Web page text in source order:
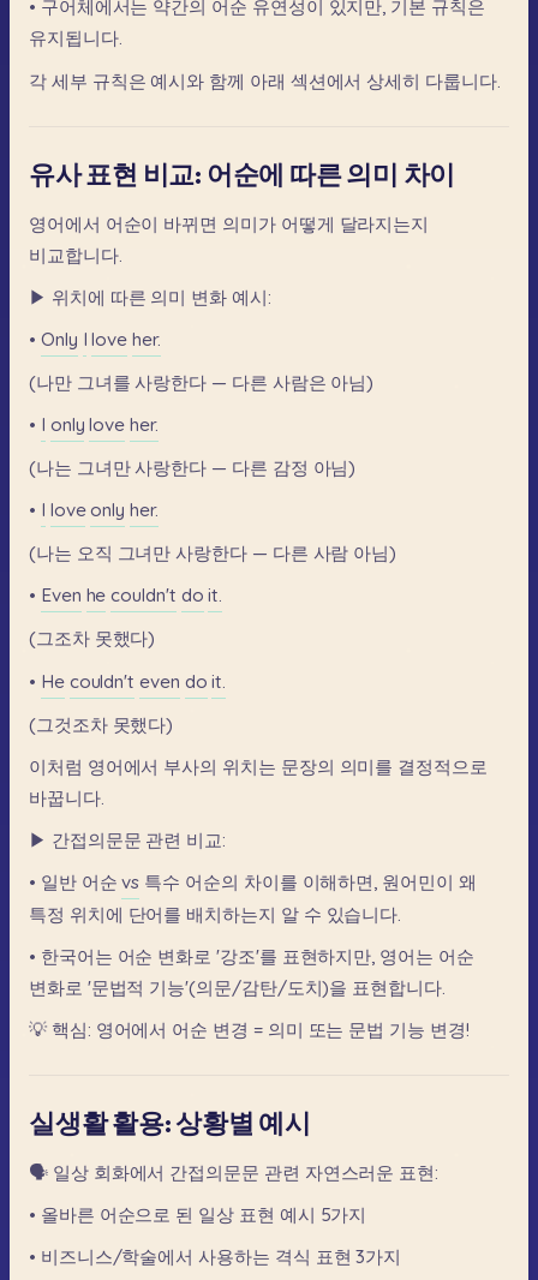
• 구어체에서는 약간의 어순 유연성이 있지만, 기본 규칙은
유지됩니다.
각 세부 규칙은 예시와 함께 아래 섹션에서 상세히 다룹니다.
유사 표현 비교: 어순에 따른 의미 차이
영어에서 어순이 바뀌면 의미가 어떻게 달라지는지
비교합니다.
▶ 위치에 따른 의미 변화 예시:
• Only I love her.
(나만 그녀를 사랑한다 — 다른 사람은 아님)
• I only love her.
(나는 그녀만 사랑한다 — 다른 감정 아님)
• I love only her.
(나는 오직 그녀만 사랑한다 — 다른 사람 아님)
• Even he couldn't do it.
(그조차 못했다)
• He couldn't even do it.
(그것조차 못했다)
이처럼 영어에서 부사의 위치는 문장의 의미를 결정적으로
바꿉니다.
▶ 간접의문문 관련 비교:
• 일반 어순 vs 특수 어순의 차이를 이해하면, 원어민이 왜
특정 위치에 단어를 배치하는지 알 수 있습니다.
• 한국어는 어순 변화로 '강조'를 표현하지만, 영어는 어순
변화로 '문법적 기능'(의문/감탄/도치)을 표현합니다.
💡 핵심: 영어에서 어순 변경 = 의미 또는 문법 기능 변경!
실생활 활용: 상황별 예시
🗣️ 일상 회화에서 간접의문문 관련 자연스러운 표현:
• 올바른 어순으로 된 일상 표현 예시 5가지
• 비즈니스/학술에서 사용하는 격식 표현 3가지